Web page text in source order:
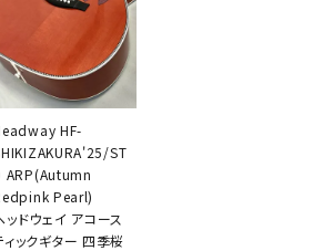
HF-
ST
ARP(Autumn
Pearl)
ッドウェイ アコース
ィックギター 四季桜